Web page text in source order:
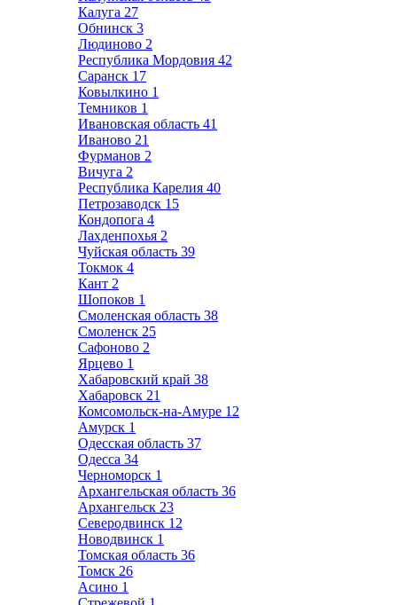
Калуга 27
Обнинск 3
Людиново 2
Республика Мордовия 42
Саранск 17
Ковылкино 1
Темников 1
Ивановская область 41
Иваново 21
Фурманов 2
Вичуга 2
Республика Карелия 40
Петрозаводск 15
Кондопога 4
Лахденпохья 2
Чуйская область 39
Токмок 4
Кант 2
Шопоков 1
Смоленская область 38
Смоленск 25
Сафоново 2
Ярцево 1
Хабаровский край 38
Хабаровск 21
Комсомольск-на-Амуре 12
Амурск 1
Одесская область 37
Одесса 34
Черноморск 1
Архангельская область 36
Архангельск 23
Северодвинск 12
Новодвинск 1
Томская область 36
Томск 26
Асино 1